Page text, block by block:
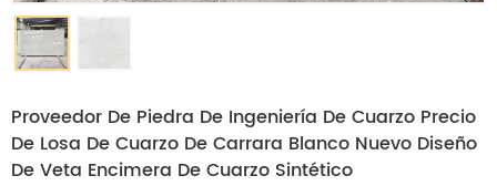
Proveedor De Piedra De Ingeniería De Cuarzo Precio
De Losa De Cuarzo De Carrara Blanco Nuevo Diseño
De Veta Encimera De Cuarzo Sintético